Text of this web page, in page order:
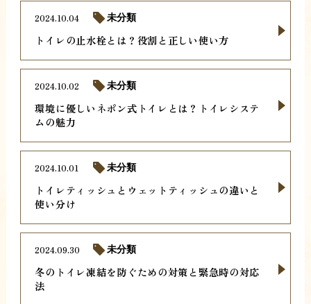
トイレの止水栓とは？役割と正しい使い方
2024.10.04 未分類
環境に優しいネポン式トイレとは？トイレシステ
ムの魅力
2024.10.02 未分類
トイレティッシュとウェットティッシュの違いと
使い分け
2024.10.01 未分類
冬のトイレ凍結を防ぐための対策と緊急時の対応
法
2024.09.30 未分類